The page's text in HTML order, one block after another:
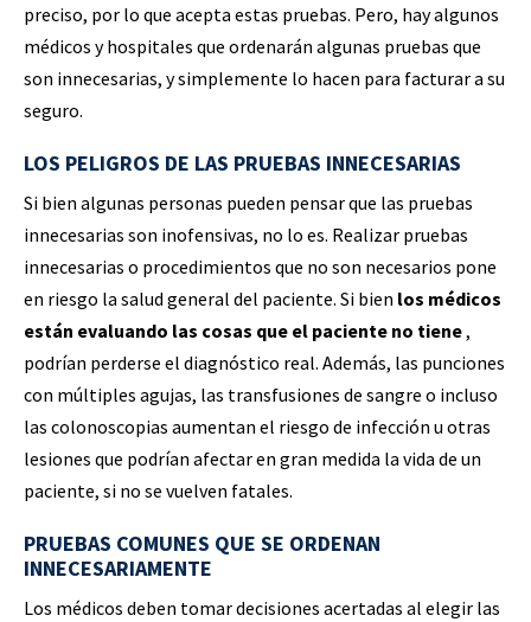
preciso, por lo que acepta estas pruebas. Pero, hay algunos
médicos y hospitales que ordenarán algunas pruebas que
son innecesarias, y simplemente lo hacen para facturar a su
seguro.
LOS PELIGROS DE LAS PRUEBAS INNECESARIAS
Si bien algunas personas pueden pensar que las pruebas
innecesarias son inofensivas, no lo es. Realizar pruebas
innecesarias o procedimientos que no son necesarios pone
en riesgo la salud general del paciente. Si bien los médicos
están evaluando las cosas que el paciente no tiene,
podrían perderse el diagnóstico real. Además, las punciones
con múltiples agujas, las transfusiones de sangre o incluso
las colonoscopias aumentan el riesgo de infección u otras
lesiones que podrían afectar en gran medida la vida de un
paciente, si no se vuelven fatales.
PRUEBAS COMUNES QUE SE ORDENAN
INNECESARIAMENTE
Los médicos deben tomar decisiones acertadas al elegir las